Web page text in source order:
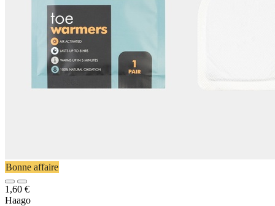
Bonne affaire
1,60 €
Haago